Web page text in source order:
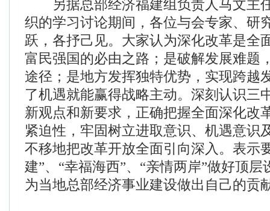
另据总部经济福建组负责人马文主
织的学习讨论期间，各位与会专家、研
跃，各抒己见。大家认为深化改革是全
富民强国的必由之路；是破解发展难题
途径；是地方发挥独特优势，实现跨越
了机遇就能赢得战略主动。深刻认识三
新观点和新要求，正确把握全面深化改
紧迫性，牢固树立进取意识、机遇意识
不移地把改革开放全面引向深入。表示
建”、“幸福海西”、“亲情两岸”做好顶
为当地总部经济事业建设做出自己的贡